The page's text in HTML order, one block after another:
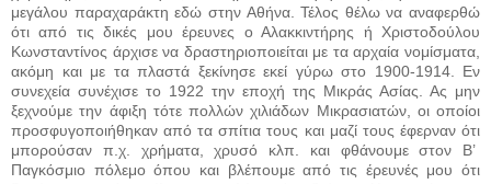
μεγάλου παραχαράκτη εδώ στην Αθήνα. Τέλος θέλω να αναφερθώ
ότι από τις δικές μου έρευνες ο Αλακκιντήρης ή Χριστοδούλου
Κωνσταντίνος άρχισε να δραστηριοποιείται με τα αρχαία νομίσματα,
ακόμη και με τα πλαστά ξεκίνησε εκεί γύρω στο 1900-1914. Εν
συνεχεία συνέχισε το 1922 την εποχή της Μικράς Ασίας. Ας μην
ξεχνούμε την άφιξη τότε πολλών χιλιάδων Μικρασιατών, οι οποίοι
προσφυγοποιήθηκαν από τα σπίτια τους και μαζί τους έφερναν ότι
μπορούσαν π.χ. χρήματα, χρυσό κλπ. και φθάνουμε στον Β’
Παγκόσμιο πόλεμο όπου και βλέπουμε από τις έρευνές μου ότι